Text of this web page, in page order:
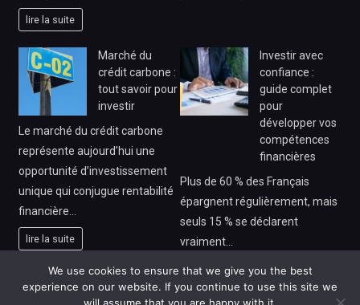
lire la suite
Marché du
crédit carbone :
tout savoir pour
investir
Le marché du crédit carbone
représente aujourd’hui une
opportunité d’investissement
unique qui conjugue rentabilité
financière…
lire la suite
Investir avec
confiance :
guide complet
pour
développer vos
compétences
financières
Plus de 60 % des Français
épargnent régulièrement, mais
seuls 15 % se déclarent
vraiment…
lire la suite
We use cookies to ensure that we give you the best
experience on our website. If you continue to use this site we